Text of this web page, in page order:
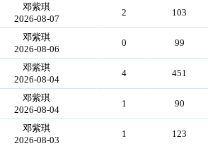
邓紫琪
2026-08-07
2 103
邓紫琪
2026-08-06
0 99
邓紫琪
2026-08-04
4 451
邓紫琪
2026-08-04
1 90
邓紫琪
2026-08-03
1 123